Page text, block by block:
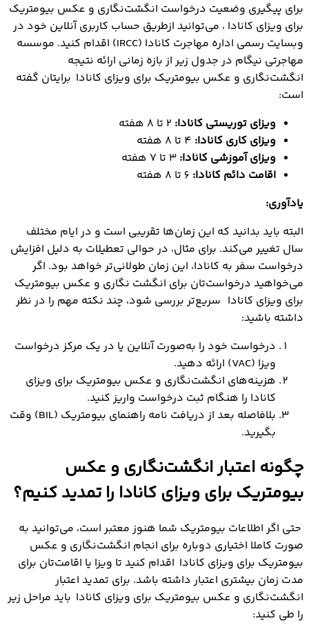
برای پیگیری وضعیت درخواست انگشت‌نگاری و عکس بیومتریک
برای ویزای کانادا ، می‌توانید ازطریق حساب کاربری آنلاین خود در
وبسایت رسمی اداره مهاجرت کانادا (IRCC) اقدام کنید. موسسه
مهاجرتی نیگام در جدول زیر از بازه زمانی ارائه نتیجه
انگشت‌‌نگاری و عکس بیومتریک برای ویزای کانادا برایتان گفته
است:
ویزای توریستی کانادا:
ویزای کاری کانادا:
ویزای آموزشی کانادا:
اقامت دائم کانادا:
یادآوری:
البته باید بدانید که این زمان‌ها تقریبی است و در ایام مختلف
سال تغییر می‌کند. برای مثال، در حوالی تعطیلات به دلیل افزایش
درخواست سفر به کانادا، این زمان طولانی‌تر خواهد بود. اگر
می‌خواهید درخواست‌تان برای انگشت‌ نگاری و عکس بیومتریک
برای ویزای کانادا سریع‌تر بررسی شود، چند نکته مهم را در نظر
داشته باشید:
درخواست‌ خود را به‌صورت آنلاین یا در یک مرکز درخواست
ویزا (VAC) ارائه دهید.
هزینه‌های انگشت‌‌نگاری و عکس بیومتریک برای ویزای
کانادا را هنگام ثبت درخواست واریز کنید.
بلافاصله بعد از دریافت نامه راهنمای بیومتریک (BIL) وقت
بگیرید.
چگونه اعتبار انگشت‌نگاری و عکس
بیومتریک برای ویزای کانادا را تمدید کنیم؟
حتی اگر اطلاعات بیومتریک شما هنوز معتبر است، می‌توانید به
‌صورت کاملا اختیاری دوباره برای انجام انگشت‌نگاری و عکس
بیومتریک برای ویزای کانادا اقدام کنید تا ویزا یا اقامت‌تان برای
مدت زمان بیشتری اعتبار داشته باشد. برای تمدید اعتبار
انگشت‌نگاری و عکس بیومتریک برای ویزای کانادا باید مراحل زیر
را طی کنید: